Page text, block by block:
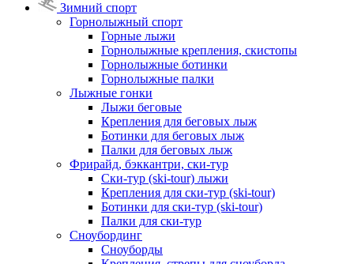
Зимний спорт
Горнолыжный спорт
Горные лыжи
Горнолыжные крепления, скистопы
Горнолыжные ботинки
Горнолыжные палки
Лыжные гонки
Лыжи беговые
Крепления для беговых лыж
Ботинки для беговых лыж
Палки для беговых лыж
Фрирайд, бэккантри, ски-тур
Ски-тур (ski-tour) лыжи
Крепления для ски-тур (ski-tour)
Ботинки для ски-тур (ski-tour)
Палки для ски-тур
Сноубординг
Сноуборды